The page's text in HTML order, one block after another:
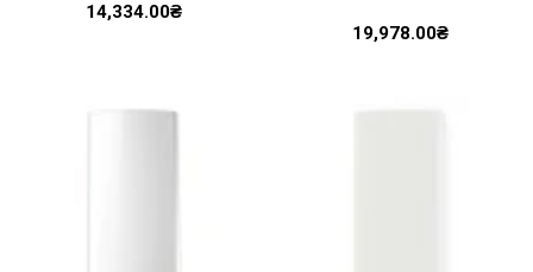
14,334.00₴
19,978.00₴